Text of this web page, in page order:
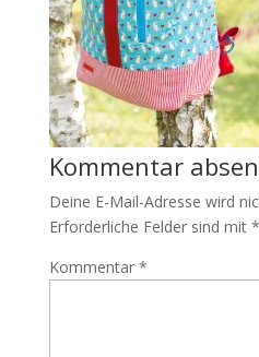
Kommentar
Deine E-Mail-Adresse wird
Erforderliche Felder sind mit *
Kommentar *